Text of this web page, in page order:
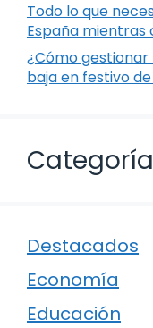
Todo lo que
España
¿Cómo
baja en festivo
Destacados
Economía
Educación